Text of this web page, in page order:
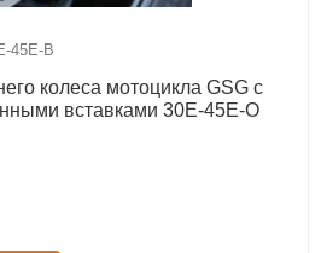
45E-B
колеса мотоцикла GSG с
вставками 30E-45E-O